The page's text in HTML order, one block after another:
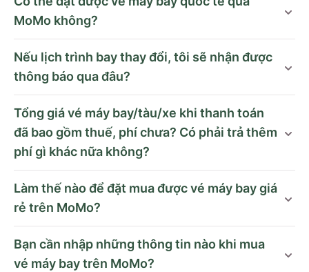
MoMo không?
Nếu lịch trình bay thay đổi, tôi sẽ nhận được
thông báo qua đâu?
Tổng giá vé máy bay/tàu/xe khi thanh toán
đã bao gồm thuế, phí chưa? Có phải trả thêm
phí gì khác nữa không?
Làm thế nào để đặt mua được vé máy bay giá
rẻ trên MoMo?
Bạn cần nhập những thông tin nào khi mua
vé máy bay trên MoMo?